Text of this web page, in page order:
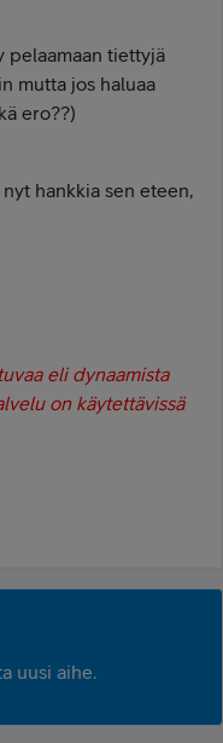
pelaamaan tiettyjä
mutta jos haluaa
ero??)
hankkia sen eteen,
eli dynaamista
on käytettävissä
uusi aihe.